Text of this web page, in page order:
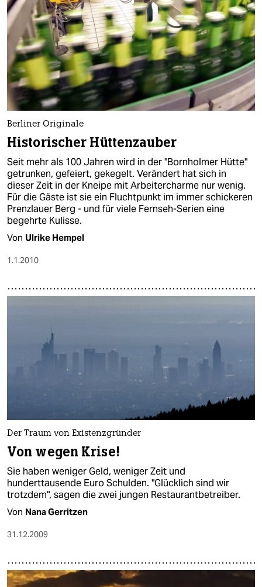
Berliner Originale
Historischer Hüttenzauber
Seit mehr als 100 Jahren wird in der "Bornholmer Hütte"
getrunken, gefeiert, gekegelt. Verändert hat sich in
dieser Zeit in der Kneipe mit Arbeitercharme nur wenig.
Für die Gäste ist sie ein Fluchtpunkt im immer schickeren
Prenzlauer Berg - und für viele Fernseh-Serien eine
begehrte Kulisse.
Von Ulrike Hempel
1.1.2010
Der Traum von Existenzgründer
Von wegen Krise!
Sie haben weniger Geld, weniger Zeit und
hunderttausende Euro Schulden. "Glücklich sind wir
trotzdem", sagen die zwei jungen Restaurantbetreiber.
Von Nana Gerritzen
31.12.2009